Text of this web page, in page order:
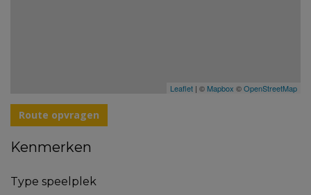
Leaflet | © Mapbox ©OpenStreetMap
Route opvragen
Kenmerken
Type speelplek